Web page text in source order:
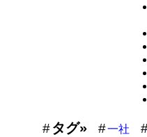
タグ» 一社